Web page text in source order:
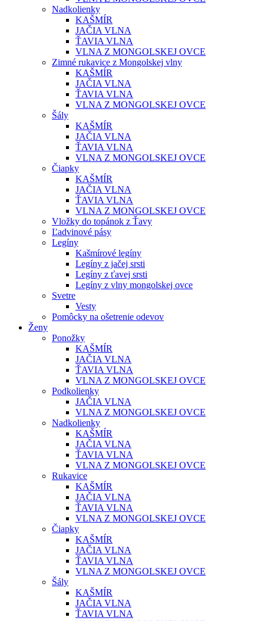
Nadkolienky
KAŠMÍR
JAČIA VLNA
ŤAVIA VLNA
VLNA Z MONGOLSKEJ OVCE
Zimné rukavice z Mongolskej vlny
KAŠMÍR
JAČIA VLNA
ŤAVIA VLNA
VLNA Z MONGOLSKEJ OVCE
Šály
KAŠMÍR
JAČIA VLNA
ŤAVIA VLNA
VLNA Z MONGOLSKEJ OVCE
Čiapky
KAŠMÍR
JAČIA VLNA
ŤAVIA VLNA
VLNA Z MONGOLSKEJ OVCE
Vložky do topánok z Ťavy
Ľadvinové pásy
Legíny
Kašmírové legíny
Legíny z jačej srsti
Legíny z ťavej srsti
Legíny z vlny mongolskej ovce
Svetre
Vesty
Pomôcky na ošetrenie odevov
Ženy
Ponožky
KAŠMÍR
JAČIA VLNA
ŤAVIA VLNA
VLNA Z MONGOLSKEJ OVCE
Podkolienky
JAČIA VLNA
VLNA Z MONGOLSKEJ OVCE
Nadkolienky
KAŠMÍR
JAČIA VLNA
ŤAVIA VLNA
VLNA Z MONGOLSKEJ OVCE
Rukavice
KAŠMÍR
JAČIA VLNA
ŤAVIA VLNA
VLNA Z MONGOLSKEJ OVCE
Čiapky
KAŠMÍR
JAČIA VLNA
ŤAVIA VLNA
VLNA Z MONGOLSKEJ OVCE
Šály
KAŠMÍR
JAČIA VLNA
ŤAVIA VLNA